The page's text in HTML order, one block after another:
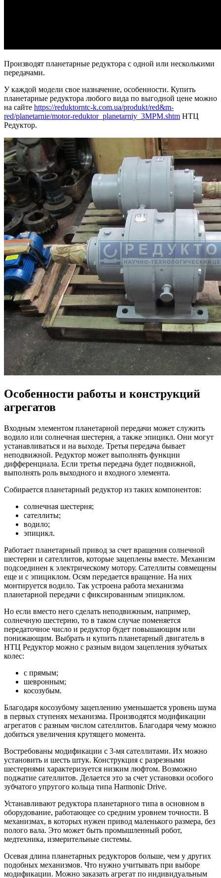
Производят планетарные редуктора с одной или несколькими
передачами.
У каждой модели свое назначение, особенности. Купить
планетарные редуктора любого вида по выгодной цене можно
на сайте https://reduktorntc-k.com.ua/produkt/red&m-
red/planetarnie/motor-reduktor_planetarniy_3MPM.shtm НТЦ
Редуктор.
Особенности работы и конструкций
агрегатов
Входным элементом планетарной передачи может служить
водило или солнечная шестерня, а также эпицикл. Они могут
устанавливаться и на выходе. Третья передача бывает
неподвижной. Редуктор может выполнять функции
дифференциала. Если третья передача будет подвижной,
выполнять роль выходного и входного элемента.
Собирается планетарный редуктор из таких компонентов:
солнечная шестерня;
сателлиты;
водило;
эпицикл.
Работает планетарный привод за счет вращения солнечной
шестерни и сателлитов, которые зацеплены вместе. Механизм
подсоединен к электрическому мотору. Сателлиты совмещены
еще и с эпициклом. Осям передается вращение. На них
монтируется водило. Так устроена работа механизма
планетарной передачи с фиксированным эпициклом.
Но если вместо него сделать неподвижным, например,
солнечную шестерню, то в таком случае поменяется
передаточное число и редуктор будет повышающим или
понижающим. Выбрать и купить планетарный двигатель в
НТЦ Редуктор можно с разным видом зацепления зубчатых
колес:
с прямым;
шевронным;
косозубым.
Благодаря косозубому зацеплению уменьшается уровень шума
в первых ступенях механизма. Производятся модификации
агрегатов с разным числом сателлитов. Благодаря чему можно
добиться увеличения крутящего момента.
Востребованы модификации с 3-мя сателлитами. Их можно
установить и шесть штук. Конструкция с разрезными
шестернями характеризуется низким люфтом. Возможно
поджатие сателлитов. Делается это за счет установки особого
зубчатого упругого кольца типа Harmonic Drive.
Устанавливают редуктора планетарного типа в основном в
оборудование, работающее со средним уровнем точности. В
механизмах, в которых нужен привод маленького размера, без
полого вала. Это может быть промышленный робот,
медтехника, измерительные системы.
Осевая длина планетарных редукторов больше, чем у других
подобных механизмов. Что нужно учитывать при выборе
модификации. Можно заказать агрегат по индивидуальным